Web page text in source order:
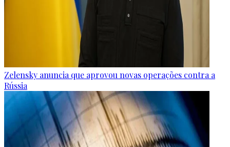
Zelensky anuncia que aprovou novas operações contra a
Rússia